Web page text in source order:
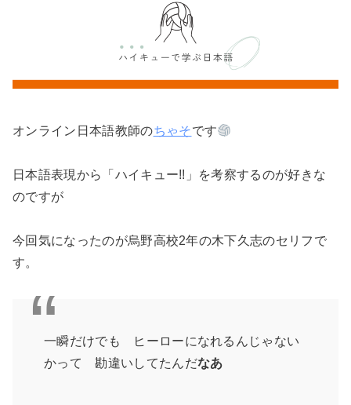
オンライン日本語教師のちゃそです
日本語表現から「ハイキュー!!」を考察するのが好きな
のですが
今回気になったのが烏野高校2年の木下久志のセリフで
す。
一瞬だけでも ヒーローになれるんじゃない
かって 勘違いしてたんだなあ